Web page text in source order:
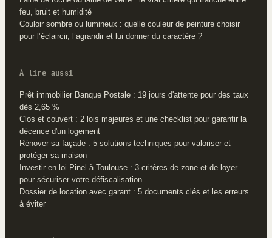
feu, bruit et humidité
Couloir sombre ou lumineux : quelle couleur de peinture choisir
pour l’éclaircir, l’agrandir et lui donner du caractère ?
À lire aussi
Prêt immobilier Banque Postale : 19 jours d'attente pour des taux
dès 2,65 %
Clos et couvert : 2 lois majeures et une checklist pour garantir la
décence d'un logement
Rénover sa façade : 5 solutions techniques pour valoriser et
protéger sa maison
Investir en loi Pinel à Toulouse : 3 critères de zone et de loyer
pour sécuriser votre défiscalisation
Dossier de location avec garant : 5 documents clés et les erreurs
à éviter